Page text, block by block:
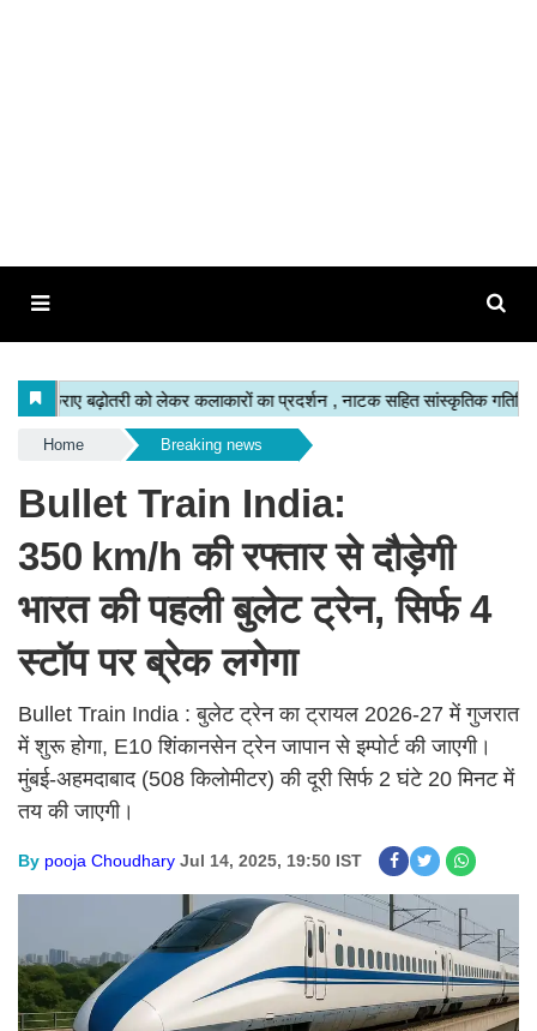
Home Breaking news
Bullet Train India:
350 km/h की रफ्तार से दौड़ेगी
भारत की पहली बुलेट ट्रेन, सिर्फ 4
स्टॉप पर ब्रेक लगेगा
Bullet Train India : बुलेट ट्रेन का ट्रायल 2026-27 में गुजरात
में शुरू होगा, E10 शिंकानसेन ट्रेन जापान से इम्पोर्ट की जाएगी।
मुंबई-अहमदाबाद (508 किलोमीटर) की दूरी सिर्फ 2 घंटे 20 मिनट में
तय की जाएगी।
By pooja Choudhary Jul 14, 2025, 19:50 IST